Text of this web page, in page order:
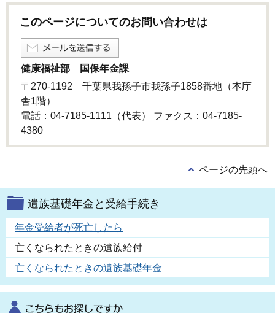
このページについてのお問い合わせは
健康福祉部 国保年金課
〒270-1192 千葉県我孫子市我孫子1858番地（本庁
舎1階）
電話：04-7185-1111（代表） ファクス：04-7185-
4380
ページの先頭へ
遺族基礎年金と受給手続き
年金受給者が死亡したら
亡くなられたときの遺族給付
亡くなられたときの遺族基礎年金